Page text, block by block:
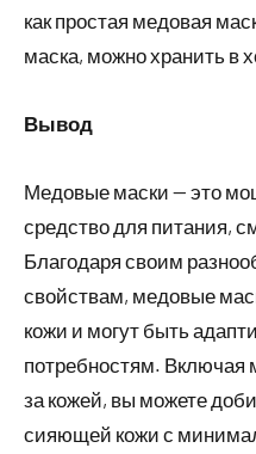
как простая медовая
маска, можно хранить в
Вывод
Медовые маски — это
средство для питания,
Благодаря своим
свойствам, медовые
кожи и могут быть
потребностям. Включая
за кожей, вы можете
сияющей кожи с